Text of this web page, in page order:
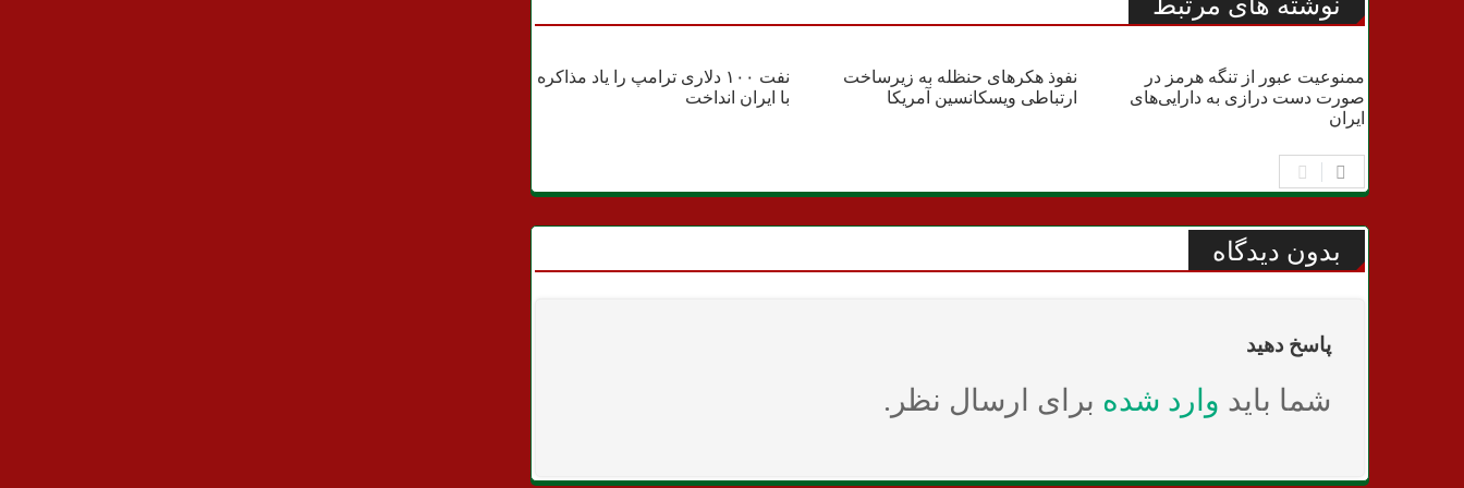
جنگ
ممنوعیت عبور از تنگه هرمز در
صورت دست درازی به دارایی‌های
ایران
سیاسی
نفوذ هکرهای حنظله به زیرساخت
ارتباطی ویسکانسین آمریکا
اقتصادی
نفت ۱۰۰ دلاری ترامپ را یاد مذاکره
با ایران انداخت
بدون دیدگاه
پاسخ دهید
شما باید وارد شده برای ارسال نظر.